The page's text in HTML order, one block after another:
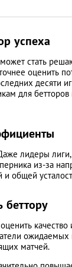
успеха
стать
оценить
десяти
для
лидеры
из-за
и общей
беттору
качество
матчей.